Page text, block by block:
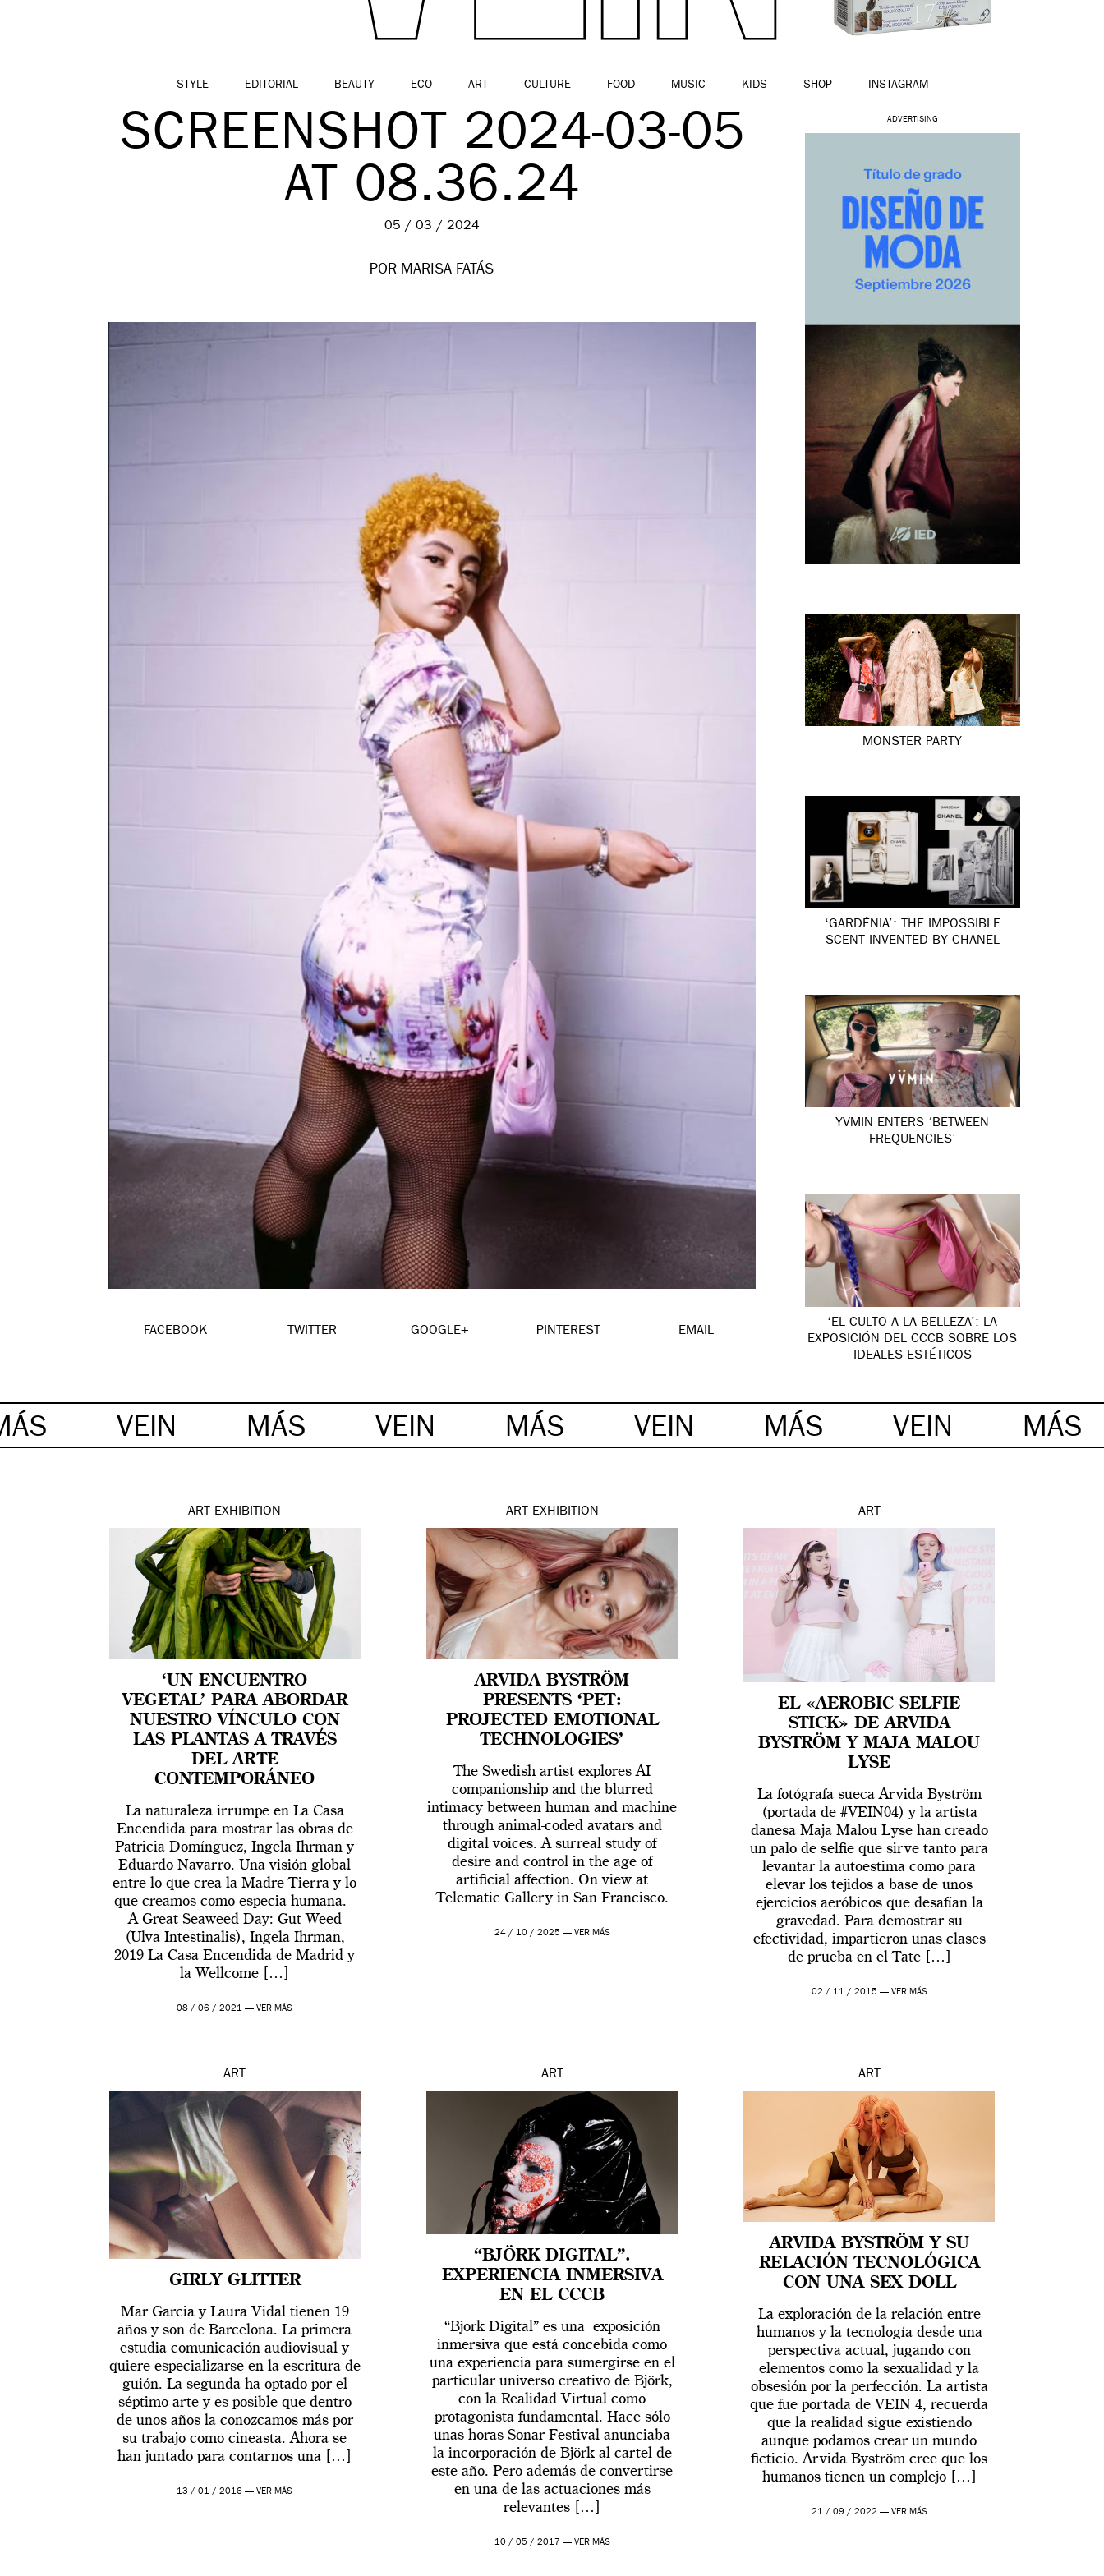
STYLE EDITORIAL BEAUTY ECO ART CULTURE FOOD MUSIC KIDS SHOP INSTAGRAM
SCREENSHOT 2024-03-05
AT 08.36.24
05 / 03 / 2024
POR MARISA FATÁS
FACEBOOK
TWITTER
GOOGLE+ PINTEREST EMAIL
ADVERTISING
MONSTER PARTY
‘GARDÉNIA’: THE IMPOSSIBLE
SCENT INVENTED BY CHANEL
YVMIN ENTERS ‘BETWEEN
FREQUENCIES’
‘EL CULTO A LA BELLEZA’: LA
EXPOSICIÓN DEL CCCB SOBRE LOS
IDEALES ESTÉTICOS
VEIN MÁS VEIN MÁS VEIN MÁS VEIN MÁS
ART EXHIBITION
‘UN ENCUENTRO
VEGETAL’ PARA ABORDAR
NUESTRO VÍNCULO CON
LAS PLANTAS A TRAVÉS
DEL ARTE
CONTEMPORÁNEO
La naturaleza irrumpe en La Casa
Encendida para mostrar las obras de
Patricia Domínguez, Ingela Ihrman y
Eduardo Navarro. Una visión global
entre lo que crea la Madre Tierra y lo
que creamos como especia humana.
A Great Seaweed Day: Gut Weed
(Ulva Intestinalis), Ingela Ihrman,
2019 La Casa Encendida de Madrid y
la Wellcome […]
08 / 06 / 2021 —VER MÁS
ART EXHIBITION
ARVIDA BYSTRÖM
PRESENTS ‘PET:
PROJECTED EMOTIONAL
TECHNOLOGIES’
The Swedish artist explores AI
companionship and the blurred
intimacy between human and machine
through animal-coded avatars and
digital voices. A surreal study of
desire and control in the age of
artificial affection. On view at
Telematic Gallery in San Francisco.
24 / 10 / 2025 — VER MÁS
ART
EL «AEROBIC SELFIE
STICK» DE ARVIDA
BYSTRÖM Y MAJA MALOU
LYSE
La fotógrafa sueca Arvida Byström
(portada de #VEIN04) y la artista
danesa Maja Malou Lyse han creado
un palo de selfie que sirve tanto para
levantar la autoestima como para
elevar los tejidos a base de unos
ejercicios aeróbicos que desafían la
gravedad. Para demostrar su
efectividad, impartieron unas clases
de prueba en el Tate […]
02 / 11 / 2015 — VER MÁS
ART
GIRLY GLITTER
Mar Garcia y Laura Vidal tienen 19
años y son de Barcelona. La primera
estudia comunicación audiovisual y
quiere especializarse en la escritura de
guión. La segunda ha optado por el
séptimo arte y es posible que dentro
de unos años la conozcamos más por
su trabajo como cineasta. Ahora se
han juntado para contarnos una […]
13 / 01 / 2016 —VER MÁS
ART
“BJÖRK DIGITAL”.
EXPERIENCIA INMERSIVA
EN EL CCCB
“Bjork Digital” es una exposición
inmersiva que está concebida como
una experiencia para sumergirse en el
particular universo creativo de Björk,
con la Realidad Virtual como
protagonista fundamental. Hace sólo
unas horas Sonar Festival anunciaba
la incorporación de Björk al cartel de
este año. Pero además de convertirse
en una de las actuaciones más
relevantes […]
10 / 05 / 2017 — VER MÁS
ART
ARVIDA BYSTRÖM Y SU
RELACIÓN TECNOLÓGICA
CON UNA SEX DOLL
La exploración de la relación entre
humanos y la tecnología desde una
perspectiva actual, jugando con
elementos como la sexualidad y la
obsesión por la perfección. La artista
que fue portada de VEIN 4, recuerda
que la realidad sigue existiendo
aunque podamos crear un mundo
ficticio. Arvida Byström cree que los
humanos tienen un complejo […]
21 / 09 / 2022 — VER MÁS